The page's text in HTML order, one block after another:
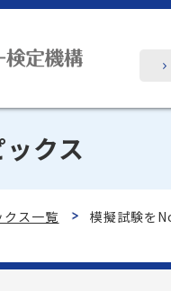
クス
クス一覧 模擬試験を